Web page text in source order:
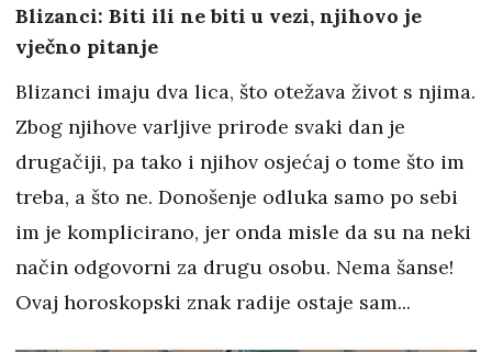
Blizanci: Biti ili ne biti u vezi, njihovo je
vječno pitanje
Blizanci imaju dva lica, što otežava život s njima.
Zbog njihove varljive prirode svaki dan je
drugačiji, pa tako i njihov osjećaj o tome što im
treba, a što ne. Donošenje odluka samo po sebi
im je komplicirano, jer onda misle da su na neki
način odgovorni za drugu osobu. Nema šanse!
Ovaj horoskopski znak radije ostaje sam...